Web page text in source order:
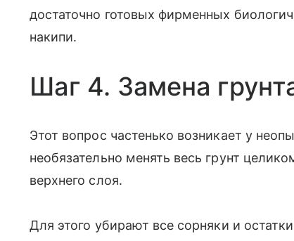
достаточно готовых фирменных
накипи.
Шаг 4. Замена
Этот вопрос частенько возникает у
необязательно менять весь грунт
верхнего слоя.
Для этого убирают все сорняки и